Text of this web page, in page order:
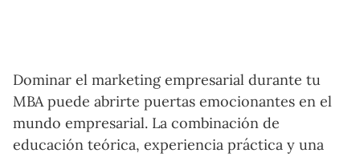
Dominar el marketing empresarial durante tu
MBA puede abrirte puertas emocionantes en el
mundo empresarial. La combinación de
educación teórica, experiencia práctica y una